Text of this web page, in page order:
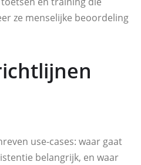
ze menselijke beoordeling
use-cases: waar gaat
belangrijk, en waar